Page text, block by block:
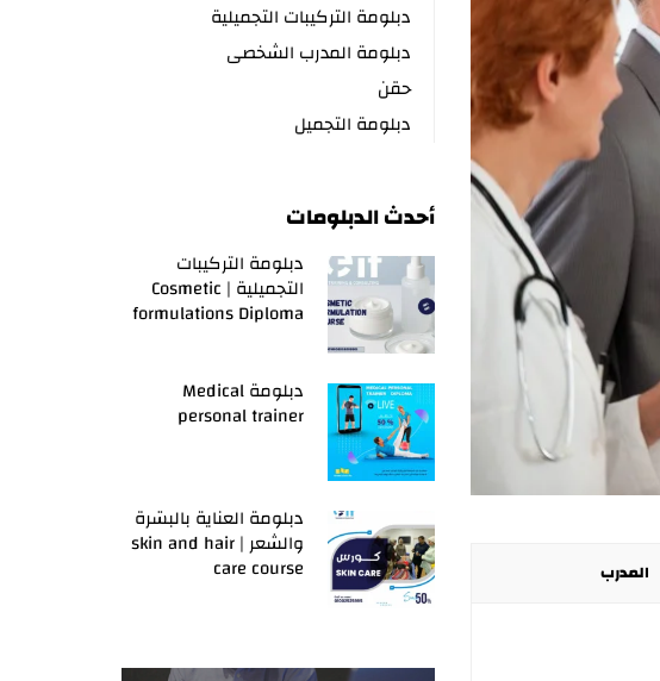
المدرب
دبلومة التركيبات التجميلية
دبلومة المدرب الشخصى
حقن
دبلومة التجميل
أحدث الدبلومات
دبلومة التركيبات
التجميلية | Cosmetic
formulations Diploma
دبلومة Medical
personal trainer
دبلومة العناية بالبشرة
والشعر | skin and hair
care course